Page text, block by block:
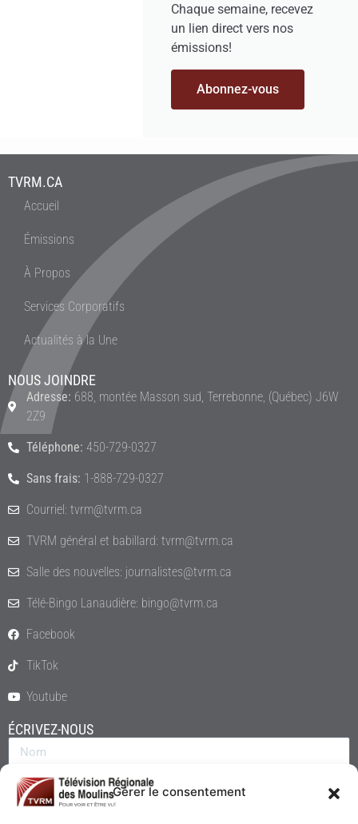
Gérer le consentement
Chaque semaine, recevez
un lien direct vers nos
émissions!
Abonnez-vous
TVRM.CA
Accueil
Émissions
À Propos
Services Corporatifs
Actualités à la Une
NOUS JOINDRE
Adresse: 688, montée Masson sud, Terrebonne, (Québec) J6W
2Z9
Téléphone: 450-729-0327
Sans frais: 1-888-729-0327
Courriel: tvrm@tvrm.ca
TVRM général et babillard: tvrm@tvrm.ca
Salle des nouvelles: journalistes@tvrm.ca
Télé-Bingo Lanaudière: bingo@tvrm.ca
Facebook
TikTok
Youtube
ÉCRIVEZ-NOUS